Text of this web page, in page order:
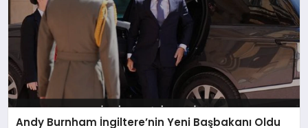
Andy Burnham İngiltere’nin Yeni Başbakanı Oldu